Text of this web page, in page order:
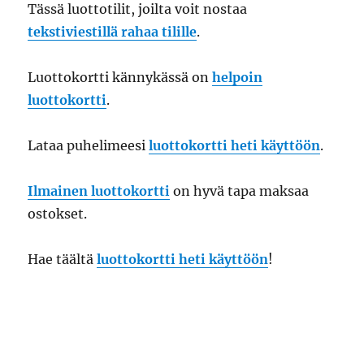
Tässä luottotilit, joilta voit nostaa
tekstiviestillä rahaa tilille.
Luottokortti kännykässä onhelpoin
luottokortti.
Lataa puhelimeesiluottokortti heti käyttöön.
Ilmainen luottokortti on hyvä tapa maksaa
ostokset.
Hae täältäluottokortti heti käyttöön!